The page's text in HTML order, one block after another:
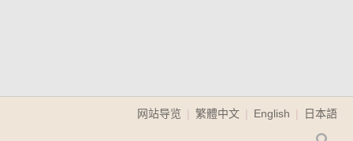
网站导览 繁體中文 English 日本語